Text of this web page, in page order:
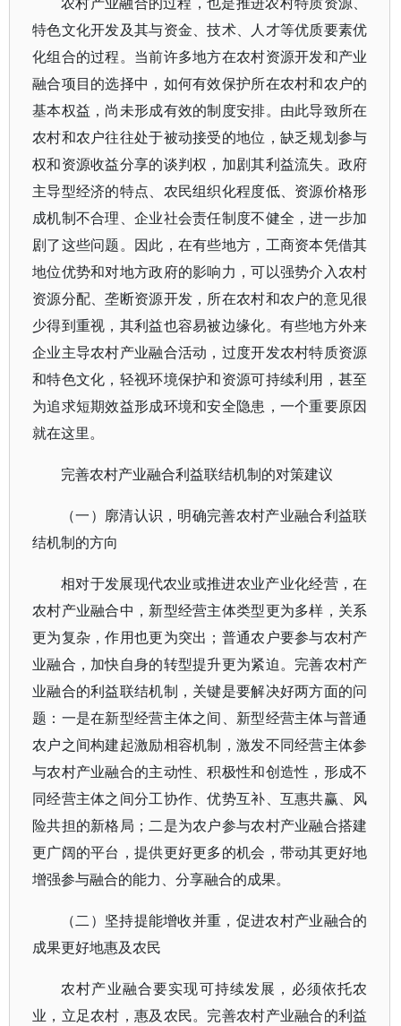
特色文化开发及其与资金、技术、人才等优质要素优
化组合的过程。当前许多地方在农村资源开发和产业
融合项目的选择中，如何有效保护所在农村和农户的
基本权益，尚未形成有效的制度安排。由此导致所在
农村和农户往往处于被动接受的地位，缺乏规划参与
权和资源收益分享的谈判权，加剧其利益流失。政府
主导型经济的特点、农民组织化程度低、资源价格形
成机制不合理、企业社会责任制度不健全，进一步加
剧了这些问题。因此，在有些地方，工商资本凭借其
地位优势和对地方政府的影响力，可以强势介入农村
资源分配、垄断资源开发，所在农村和农户的意见很
少得到重视，其利益也容易被边缘化。有些地方外来
企业主导农村产业融合活动，过度开发农村特质资源
和特色文化，轻视环境保护和资源可持续利用，甚至
为追求短期效益形成环境和安全隐患，一个重要原因
就在这里。
完善农村产业融合利益联结机制的对策建议
（一）廓清认识，明确完善农村产业融合利益联
结机制的方向
相对于发展现代农业或推进农业产业化经营，在
农村产业融合中，新型经营主体类型更为多样，关系
更为复杂，作用也更为突出；普通农户要参与农村产
业融合，加快自身的转型提升更为紧迫。完善农村产
业融合的利益联结机制，关键是要解决好两方面的问
题：一是在新型经营主体之间、新型经营主体与普通
农户之间构建起激励相容机制，激发不同经营主体参
与农村产业融合的主动性、积极性和创造性，形成不
同经营主体之间分工协作、优势互补、互惠共赢、风
险共担的新格局；二是为农户参与农村产业融合搭建
更广阔的平台，提供更好更多的机会，带动其更好地
增强参与融合的能力、分享融合的成果。
（二）坚持提能增收并重，促进农村产业融合的
成果更好地惠及农民
农村产业融合要实现可持续发展，必须依托农
业，立足农村，惠及农民。完善农村产业融合的利益